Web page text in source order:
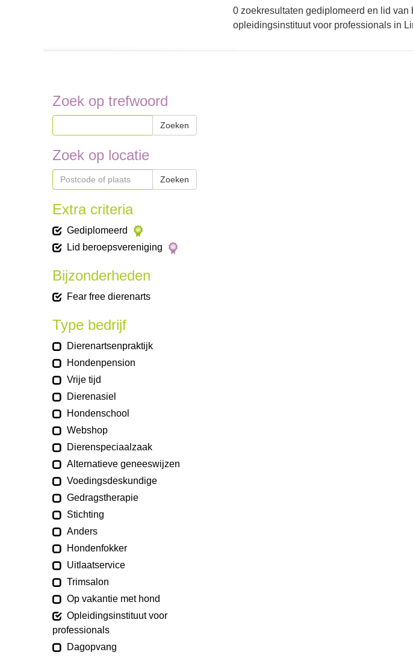
0 zoekresultaten gediplomeerd en lid
opleidingsinstituut voor professionals in
Zoek op trefwoord
Zoeken
Zoek op locatie
Zoeken
Extra criteria
Gediplomeerd
Lid beroepsvereniging
Bijzonderheden
Fear free dierenarts
Type bedrijf
Dierenartsenpraktijk
Hondenpension
Vrije tijd
Dierenasiel
Hondenschool
Webshop
Dierenspeciaalzaak
Alternatieve geneeswijzen
Voedingsdeskundige
Gedragstherapie
Stichting
Anders
Hondenfokker
Uitlaatservice
Trimsalon
Op vakantie met hond
Opleidingsinstituut voor
professionals
Dagopvang